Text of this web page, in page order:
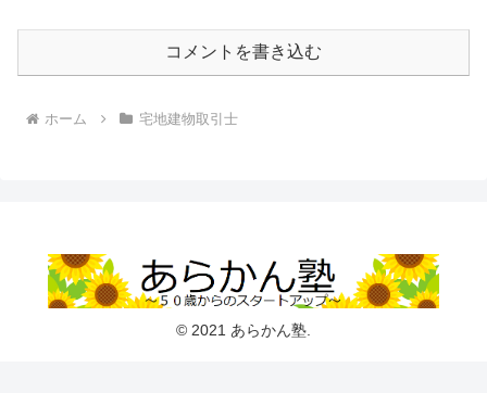
コメントを書き込む
ホーム 宅地建物取引士
© 2021 あらかん塾.